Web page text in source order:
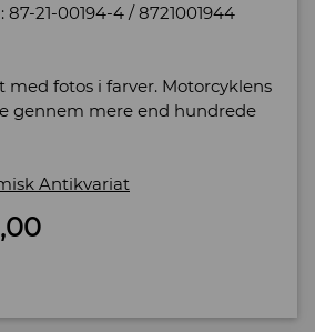
21-00194-4 / 8721001944
fotos i farver. Motorcyklens
gennem mere end hundrede
Antikvariat